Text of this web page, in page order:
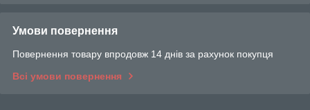
Умови повернення
Повернення товару впродовж 14 днів за рахунок покупця
Всі умови повернення